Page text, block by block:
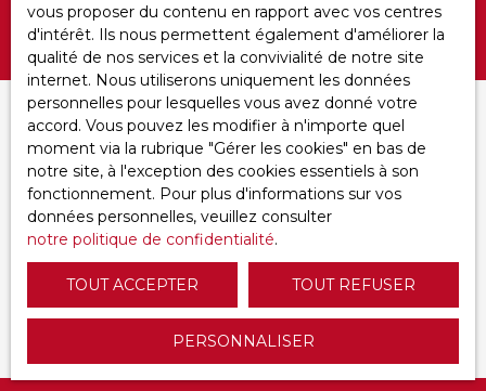
Rechercher
Pertinence
Trier par
CRÉER UNE ALERTE
Aucun résultat
vous proposer du contenu en rapport avec vos centres
d'intérêt. Ils nous permettent également d'améliorer la
qualité de nos services et la convivialité de notre site
internet. Nous utiliserons uniquement les données
personnelles pour lesquelles vous avez donné votre
accord. Vous pouvez les modifier à n'importe quel
moment via la rubrique ″Gérer les cookies″ en bas de
notre site, à l'exception des cookies essentiels à son
fonctionnement. Pour plus d'informations sur vos
données personnelles, veuillez consulter
notre politique de confidentialité.
TOUT ACCEPTER TOUT REFUSER
PERSONNALISER